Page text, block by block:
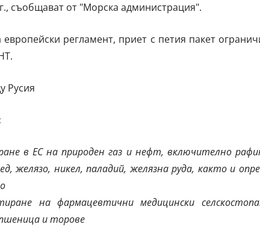
съобщават от "Морска администрация".
регламент, приет с петия пакет
Русия
в ЕС на природен газ и нефт, включително
желязо, никел, паладий, желязна руда, както и
на фармацевтични медицински
и торове